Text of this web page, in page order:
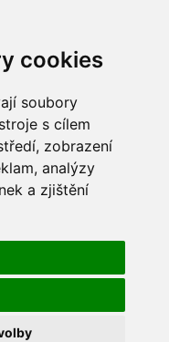
cookies
soubory
s cílem
zobrazení
analýzy
a zjištění